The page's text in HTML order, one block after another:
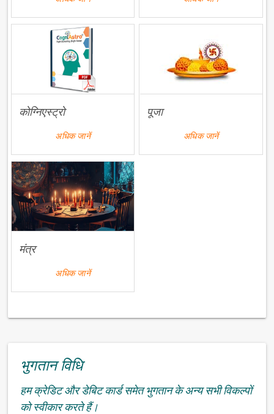
कोग्निएस्ट्रो
अधिक जानें
पूजा
अधिक जानें
मंत्र
अधिक जानें
भुगतान विधि
हम क्रेडिट और डेबिट कार्ड समेत भुगतान के अन्य सभी विकल्पों
को स्वीकार करते हैं।